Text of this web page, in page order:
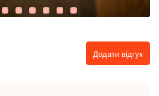
Додати відгук